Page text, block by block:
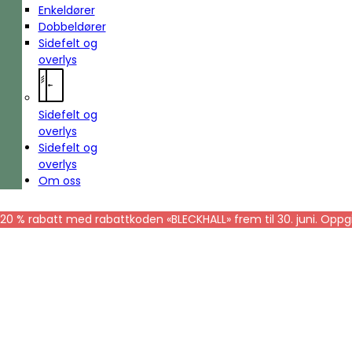
Enkeldører
Dobbeldører
Sidefelt og
overlys
Sidefelt og
overlys
Sidefelt og
overlys
Om oss
20 % rabatt med rabattkoden «BLECKHALL» frem til 30. juni.